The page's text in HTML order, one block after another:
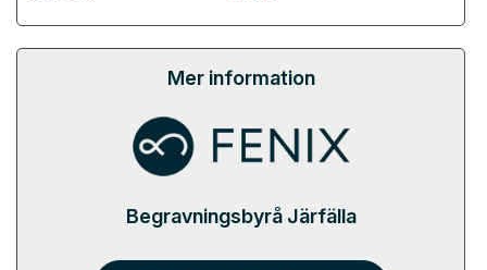
Mer information
Begravningsbyrå Järfälla